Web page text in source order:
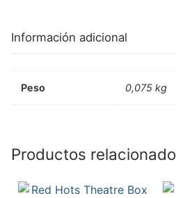
Información adicional
Peso 0,075 kg
Productos